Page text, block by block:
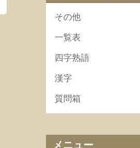
その他
一覧表
四字熟語
漢字
質問箱
メニュー